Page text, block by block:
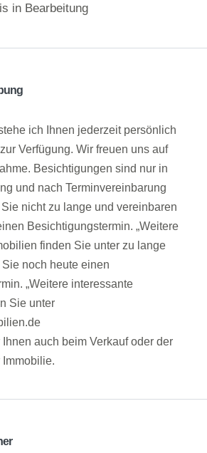
in Bearbeitung
ich Ihnen jederzeit persönlich
Verfügung. Wir freuen uns auf
Besichtigungen sind nur in
und nach Terminvereinbarung
nicht zu lange und vereinbaren
Besichtigungstermin. „Weitere
finden Sie unter zu lange
noch heute einen
„Weitere interessante
Sie unter
auch beim Verkauf oder der
Immobilie.